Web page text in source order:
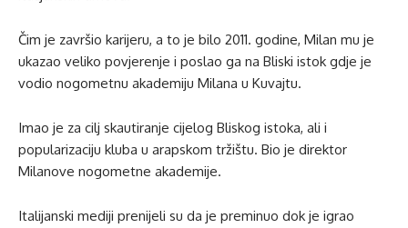
Čim je završio karijeru, a to je bilo 2011. godine, Milan mu je
ukazao veliko povjerenje i poslao ga na Bliski istok gdje je
vodio nogometnu akademiju Milana u Kuvajtu.
Imao je za cilj skautiranje cijelog Bliskog istoka, ali i
popularizaciju kluba u arapskom tržištu. Bio je direktor
Milanove nogometne akademije.
Italijanski mediji prenijeli su da je preminuo dok je igrao